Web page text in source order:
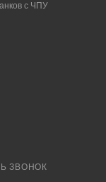
с ЧПУ
ЗВОНОК